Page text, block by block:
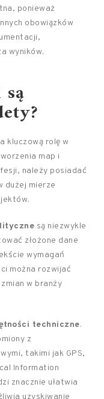
ponieważ
obowiązków
wyników.
kluczową rolę w
map i
należy posiadać
dużej mierze
są niezwykle
złożone dane
wymagań
można rozwijać
w branży
techniczne.
z
takimi jak GPS,
Information
znacznie ułatwia
uzyskiwanie